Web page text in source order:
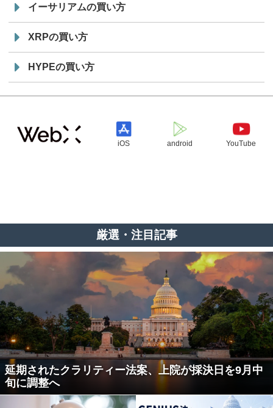
イーサリアムの買い方
XRPの買い方
HYPEの買い方
iOS android YouTube
厳選・注目記事
延期されたクラリティー法案、上院が採決日を9月中
旬に調整へ